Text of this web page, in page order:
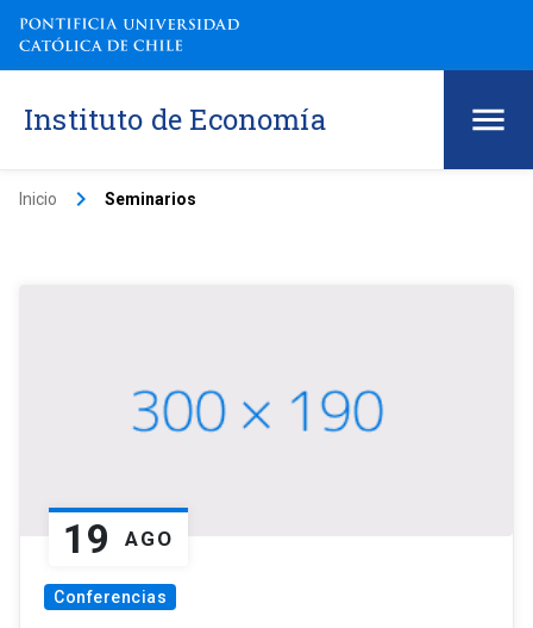
Instituto de Economía
Inicio keyboard_arrow_right Seminarios
19 AGO
Conferencias